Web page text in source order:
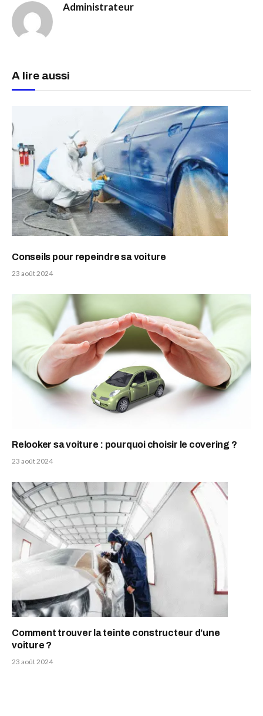
Administrateur
A lire aussi
Conseils pour repeindre sa voiture
23 août 2024
Relooker sa voiture : pourquoi choisir le covering ?
23 août 2024
Comment trouver la teinte constructeur d’une
voiture ?
23 août 2024